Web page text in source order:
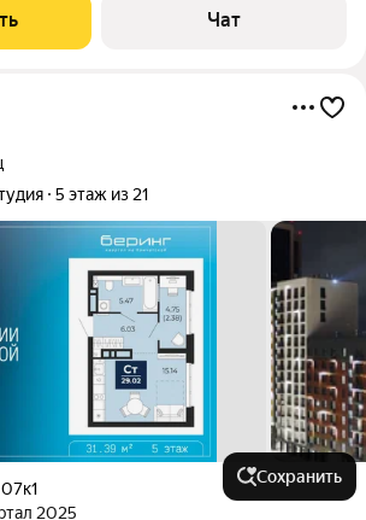
развязкой- автобусная
в любую
Чат
5 этаж из 21
2025
Сохранить